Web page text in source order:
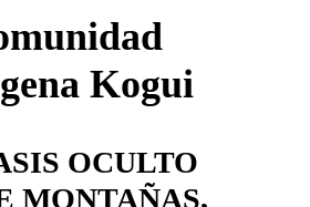
Kogui
OCULTO
MONTAÑAS,